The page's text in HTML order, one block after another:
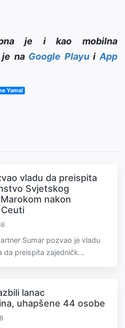
je i kao mobilna
je na Google PlayuiApp
Yamal
vladu da preispita
Svjetskog
nakon
Sumar pozvao je vladu
da preispita zajedničk...
lanac
uhapšene 44 osobe